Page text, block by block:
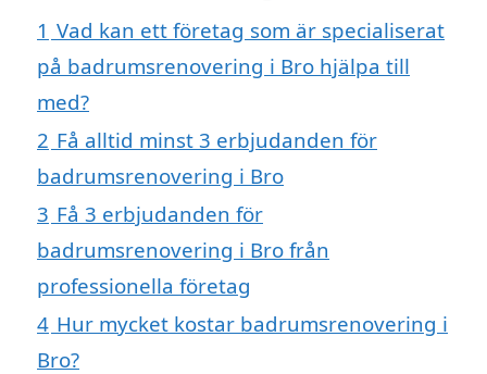
1 Vad kan ett företag som är specialiserat
på badrumsrenovering i Bro hjälpa till
med?
2 Få alltid minst 3 erbjudanden för
badrumsrenovering i Bro
3 Få 3 erbjudanden för
badrumsrenovering i Bro från
professionella företag
4 Hur mycket kostar badrumsrenovering i
Bro?